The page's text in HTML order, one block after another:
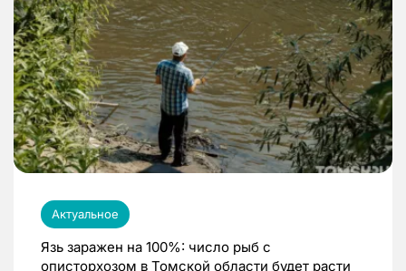
Актуальное
Язь заражен на 100%: число рыб с
описторхозом в Томской области будет расти